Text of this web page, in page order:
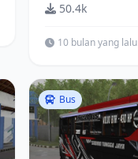
50.4k
10 bulan yang lalu
Bus